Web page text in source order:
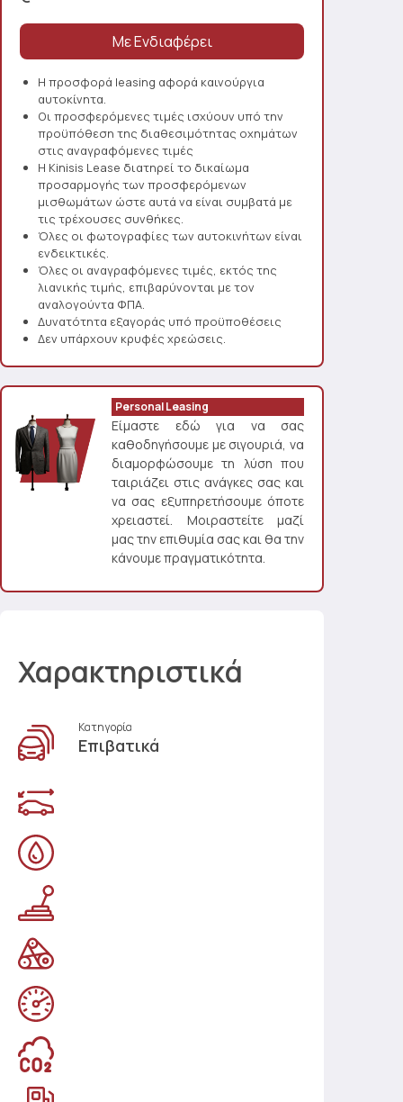
Η προσφορά leasing αφορά καινούργια
αυτοκίνητα.
Οι προσφερόμενες τιμές ισχύουν υπό την
προϋπόθεση της διαθεσιμότητας οχημάτων
στις αναγραφόμενες τιμές
Η Kinisis Lease διατηρεί το δικαίωμα
προσαρμογής των προσφερόμενων
μισθωμάτων ώστε αυτά να είναι συμβατά με
τις τρέχουσες συνθήκες.
Όλες οι φωτογραφίες των αυτοκινήτων είναι
ενδεικτικές.
Όλες οι αναγραφόμενες τιμές, εκτός της
λιανικής τιμής, επιβαρύνονται με τον
αναλογούντα ΦΠΑ.
Δυνατότητα εξαγοράς υπό προϋποθέσεις
Δεν υπάρχουν κρυφές χρεώσεις.
Personal Leasing
Είμαστε εδώ για να σας
καθοδηγήσουμε με σιγουριά, να
διαμορφώσουμε τη λύση που
ταιριάζει στις ανάγκες σας και
να σας εξυπηρετήσουμε όποτε
χρειαστεί. Μοιραστείτε μαζί
μας την επιθυμία σας και θα την
κάνουμε πραγματικότητα.
Χαρακτηριστικά
Κατηγορία
Επιβατικά